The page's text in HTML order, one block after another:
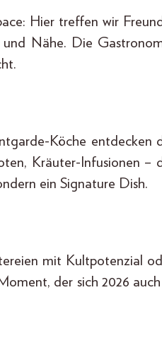
Hier treffen wir
und Nähe. Die
Köche entdecken
Kräuter-Infusionen –
ein Signature Dish.
mit Kultpotenzial
der sich 2026